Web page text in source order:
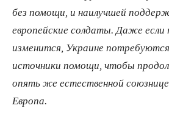
без помощи, и наилучшей
европейские солдаты. Даже
изменится, Украине
источники помощи, чтобы
опять же естественной
Европа.